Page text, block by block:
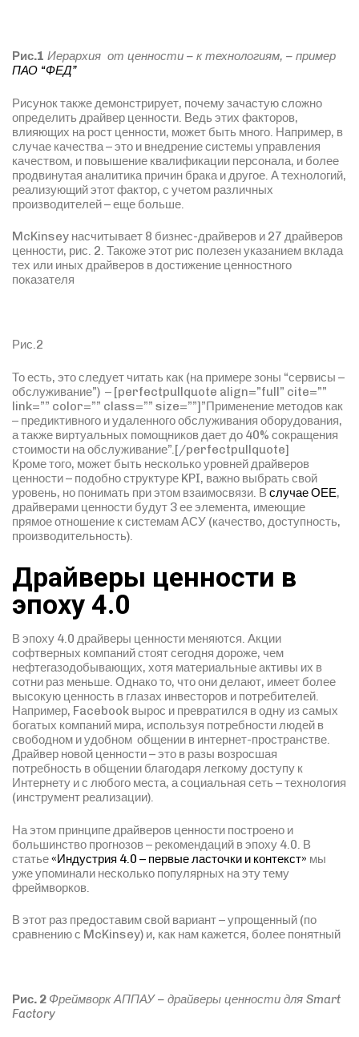
Рис.1 Иерархия от ценности – к технологиям, – пример
ПАО “ФЕД”
Рисунок также демонстрирует, почему зачастую сложно
определить драйвер ценности. Ведь этих факторов,
влияющих на рост ценности, может быть много. Например, в
случае качества – это и внедрение системы управления
качеством, и повышение квалификации персонала, и более
продвинутая аналитика причин брака и другое. А технологий,
реализующий этот фактор, с учетом различных
производителей – еще больше.
McKinsey насчитывает 8 бизнес-драйверов и 27 драйверов
ценности, рис. 2. Такоже этот рис полезен указанием вклада
тех или иных драйверов в достижение ценностного
показателя
Рис.2
То есть, это следует читать как (на примере зоны “сервисы –
обслуживание”) – [perfectpullquote align=”full” cite=””
link=”” color=”” class=”” size=””]”Применение методов как
– предиктивного и удаленного обслуживания оборудования,
а также виртуальных помощников дает до 40% сокращения
стоимости на обслуживание”.[/perfectpullquote]
Кроме того, может быть несколько уровней драйверов
ценности – подобно структуре KPI, важно выбрать свой
уровень, но понимать при этом взаимосвязи. В случае ОЕЕ,
драйверами ценности будут 3 ее элемента, имеющие
прямое отношение к системам АСУ (качество, доступность,
производительность).
Драйверы ценности в
эпоху 4.0
В эпоху 4.0 драйверы ценности меняются. Акции
софтверных компаний стоят сегодня дороже, чем
нефтегазодобывающих, хотя материальные активы их в
сотни раз меньше. Однако то, что они делают, имеет более
высокую ценность в глазах инвесторов и потребителей.
Например, Facebook вырос и превратился в одну из самых
богатых компаний мира, используя потребности людей в
свободном и удобном общении в интернет-пространстве.
Драйвер новой ценности – это в разы возросшая
потребность в общении благодаря легкому доступу к
Интернету и с любого места, а социальная сеть – технология
(инструмент реализации).
На этом принципе драйверов ценности построено и
большинство прогнозов – рекомендаций в эпоху 4.0. В
статье«Индустрия 4.0 – первые ласточки и контекст» мы
уже упоминали несколько популярных на эту тему
фреймворков.
В этот раз предоставим свой вариант – упрощенный (по
сравнению с McKinsey) и, как нам кажется, более понятный
Рис. 2 Фреймворк АППАУ – драйверы ценности для Smart
Factory